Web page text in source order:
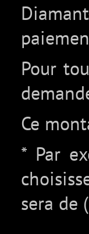
Pour
Ce
* Par
sera de